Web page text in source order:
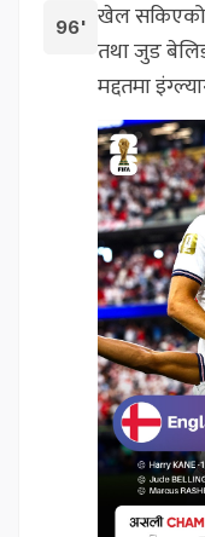
96' खेल सकिएको
तथा जुड
मद्दतमा